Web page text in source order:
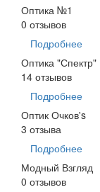
Оптика №1
0 отзывов
Подробнее
Оптика "Спектр"
14 отзывов
Подробнее
Оптик Очков's
3 отзыва
Подробнее
Модный Взгляд
0 отзывов